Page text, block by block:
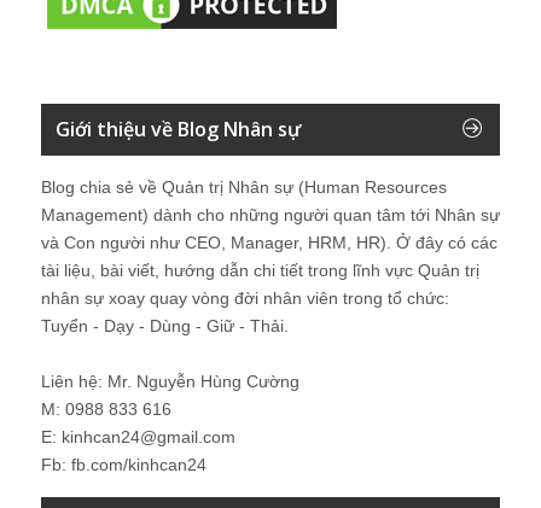
Giới thiệu về Blog Nhân sự
Blog chia sẻ về Quản trị Nhân sự (Human Resources
Management) dành cho những người quan tâm tới Nhân sự
và Con người như CEO, Manager, HRM, HR). Ở đây có các
tài liệu, bài viết, hướng dẫn chi tiết trong lĩnh vực Quản trị
nhân sự xoay quay vòng đời nhân viên trong tổ chức:
Tuyển - Dạy - Dùng - Giữ - Thải.
Liên hệ: Mr. Nguyễn Hùng Cường
M: 0988 833 616
E: kinhcan24@gmail.com
Fb: fb.com/kinhcan24